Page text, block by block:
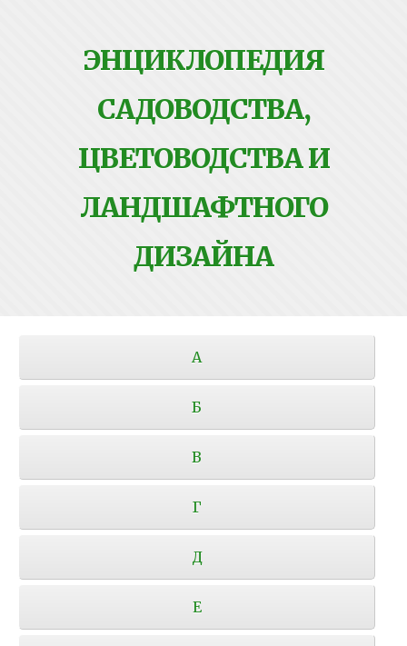
ЭНЦИКЛОПЕДИЯ
САДОВОДСТВА,
ЦВЕТОВОДСТВА И
ЛАНДШАФТНОГО
ДИЗАЙНА
А
Б
В
Г
Д
Е